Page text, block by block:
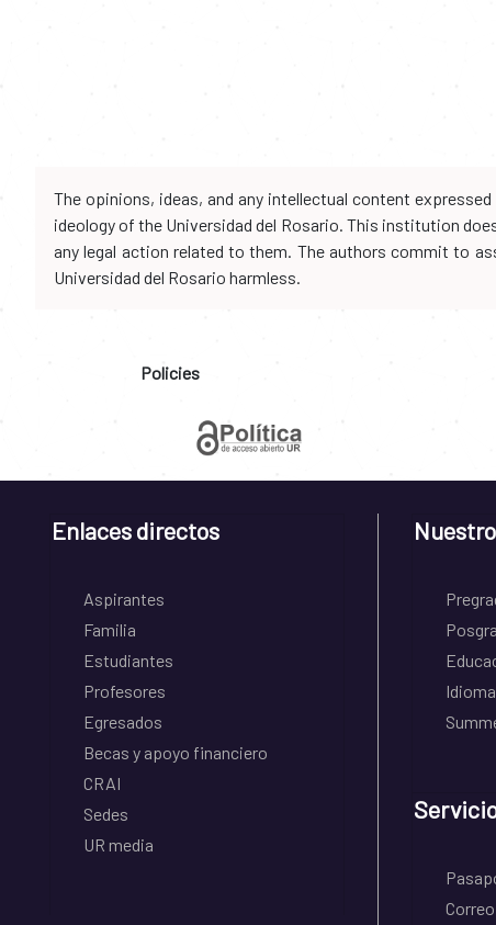
The opinions, ideas, and any intellectual content
ideology of the Universidad del Rosario. This institution
any legal action related to them. The authors commit to
Universidad del Rosario harmless.
Policies
Enlaces directos
Aspirantes
Familia
Estudiantes
Profesores
Egresados
Becas y apoyo financiero
CRAI
Sedes
UR media